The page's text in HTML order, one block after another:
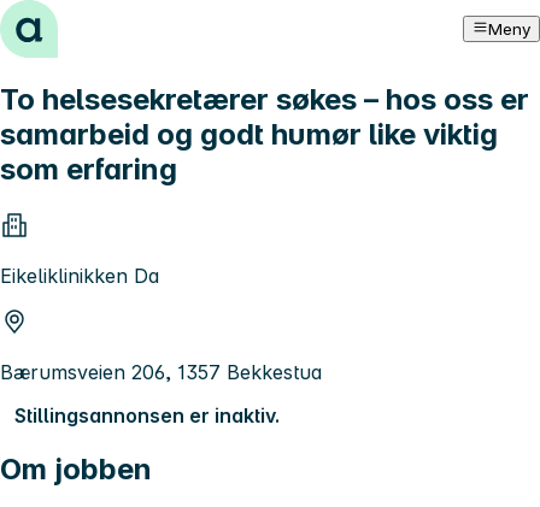
Hopp til innhold Meny
To helsesekretærer søkes – hos oss er
samarbeid og godt humør like viktig
som erfaring
Eikeliklinikken Da
Bærumsveien 206, 1357 Bekkestua
Stillingsannonsen er inaktiv.
Om jobben